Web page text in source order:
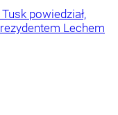
powiedział,
Lechem